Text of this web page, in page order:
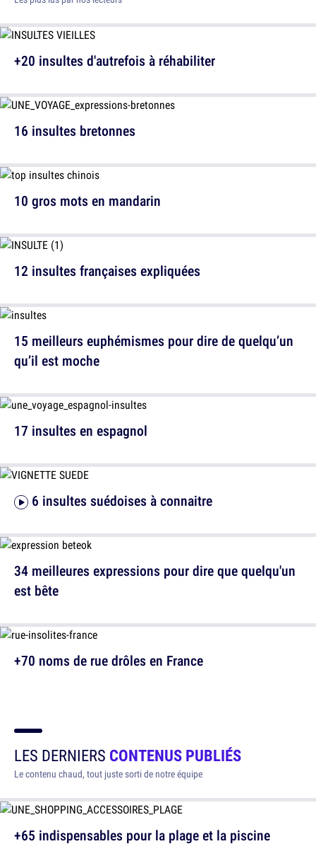
+20 insultes d'autrefois à réhabiliter
10 gros mots en mandarin
15 meilleurs euphémismes pour dire de quelqu’un
qu’il est moche
6 insultes suédoises à connaitre
+70 noms de rue drôles en France
16 insultes bretonnes
12 insultes françaises expliquées
17 insultes en espagnol
34 meilleures expressions pour dire que quelqu'un
est bête
LES DERNIERS CONTENUS PUBLIÉS
Le contenu chaud, tout juste sorti de notre équipe
+65 indispensables pour la plage et la piscine